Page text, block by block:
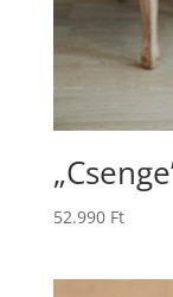
52.990 Ft